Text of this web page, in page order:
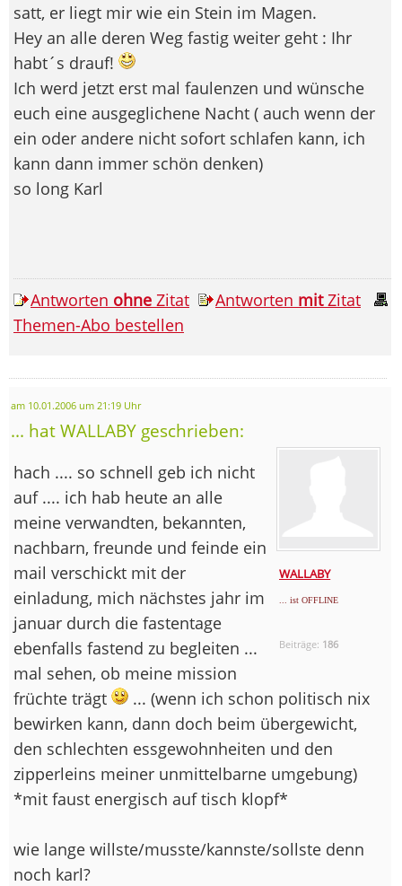
satt, er liegt mir wie ein Stein im Magen.
Hey an alle deren Weg fastig weiter geht : Ihr
habt´s drauf!
Ich werd jetzt erst mal faulenzen und wünsche
euch eine ausgeglichene Nacht ( auch wenn der
ein oder andere nicht sofort schlafen kann, ich
kann dann immer schön denken)
so long Karl
Antworten ohne Zitat Antworten mitZitat
Themen-Abo bestellen
am 10.01.2006 um 21:19 Uhr
... hat WALLABY geschrieben:
WALLABY
... ist OFFLINE
Beiträge: 186
hach .... so schnell geb ich nicht
auf .... ich hab heute an alle
meine verwandten, bekannten,
nachbarn, freunde und feinde ein
mail verschickt mit der
einladung, mich nächstes jahr im
januar durch die fastentage
ebenfalls fastend zu begleiten ...
mal sehen, ob meine mission
früchte trägt
... (wenn ich schon politisch nix
bewirken kann, dann doch beim übergewicht,
den schlechten essgewohnheiten und den
zipperleins meiner unmittelbarne umgebung)
*mit faust energisch auf tisch klopf*
wie lange willste/musste/kannste/sollste denn
noch karl?